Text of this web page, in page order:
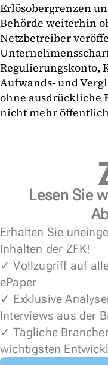
Erlösobergrenzen
Behörde weiterhin
Netzbetreiber
Regulierungskonto,
Aufwands- und
ohne ausdrückliche
nicht mehr
Lesen Sie
Erhalten Sie
Inhalten der ZFK!
✓ Vollzugriff auf
ePaper
✓ Exklusive
Interviews aus der
✓ Tägliche
wichtigsten